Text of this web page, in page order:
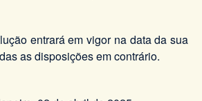
entrará em vigor na data da sua
as disposições em contrário.